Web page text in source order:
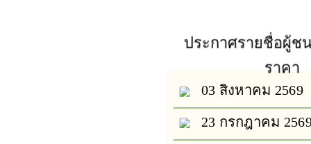
ประกาศรายชื่อผู้ช
ราคา
03 สิงหาคม 2569
23 กรกฎาคม